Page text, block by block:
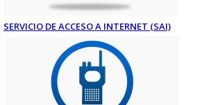
SERVICIO DE ACCESO A INTERNET (SAI)